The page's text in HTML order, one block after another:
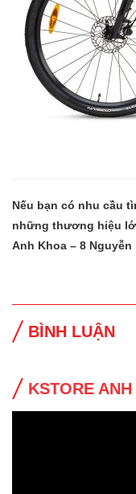
Nếu bạn có nhu cầu
những thương hiệu
Anh Khoa – 8 Nguyễn
BÌNH LUẬN
KSTORE